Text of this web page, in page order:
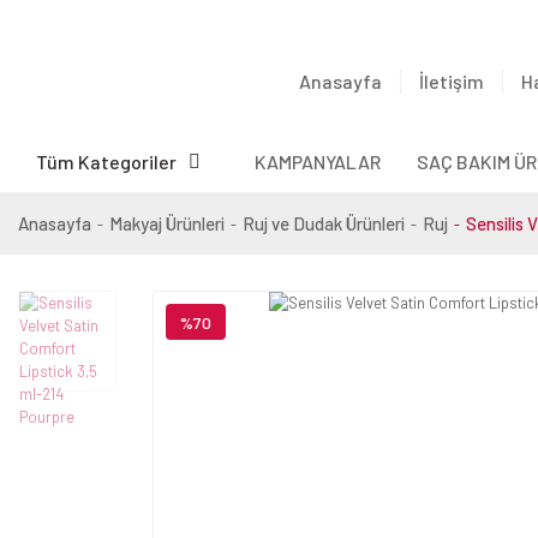
Anasayfa İletişim
Tüm Kategoriler KAMPANYALAR SAÇ BAKIM
Anasayfa Makyaj Ürünleri Ruj ve Dudak Ürünleri Ruj Sensilis
%70